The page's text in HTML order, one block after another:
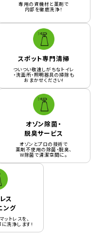
専用の資機材と薬剤で
内部を徹底洗浄！
スポット専門清掃
ついつい敬遠しがちなトイレ
・洗面所・照明器具の掃除も
おまかせください!
オゾン除菌・
脱臭サービス
オゾンとプロの技術で
薬剤不使用の除菌・脱臭、
W除菌で清潔空間に。
ス
ング
トレスを、
洗浄します!